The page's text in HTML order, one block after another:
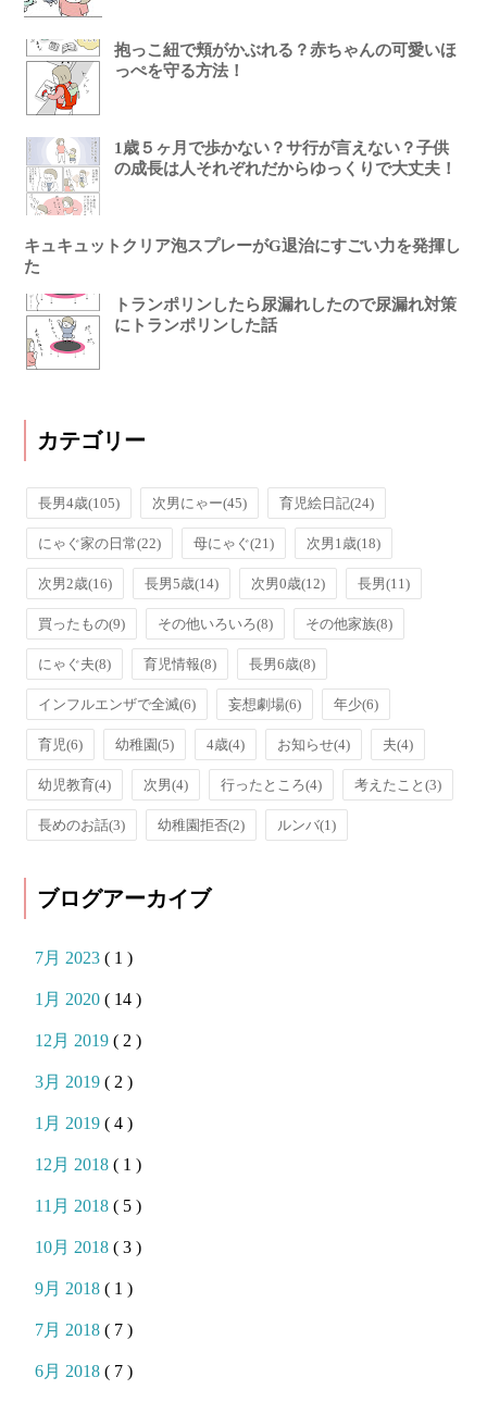
抱っこ紐で頬がかぶれる？赤ちゃんの可愛いほ
っぺを守る方法！
1歳５ヶ月で歩かない？サ行が言えない？子供
の成長は人それぞれだからゆっくりで大丈夫！
キュキュットクリア泡スプレーがG退治にすごい力を発揮し
た
トランポリンしたら尿漏れしたので尿漏れ対策
にトランポリンした話
カテゴリー
長男4歳(105) 次男にゃー(45) 育児絵日記(24)
にゃぐ家の日常(22) 母にゃぐ(21) 次男1歳(18)
次男2歳(16) 長男5歳(14) 次男0歳(12) 長男(11)
買ったもの(9) その他いろいろ(8) その他家族(8)
にゃぐ夫(8) 育児情報(8) 長男6歳(8)
インフルエンザで全滅(6) 妄想劇場(6) 年少(6)
育児(6) 幼稚園(5) 4歳(4) お知らせ(4) 夫(4)
幼児教育(4) 次男(4) 行ったところ(4) 考えたこと(3)
長めのお話(3) 幼稚園拒否(2) ルンバ(1)
ブログアーカイブ
7月 2023( 1 )
1月 2020( 14 )
12月 2019( 2 )
3月 2019( 2 )
1月 2019( 4 )
12月 2018( 1 )
11月 2018( 5 )
10月 2018( 3 )
9月 2018( 1 )
7月 2018( 7 )
6月 2018( 7 )